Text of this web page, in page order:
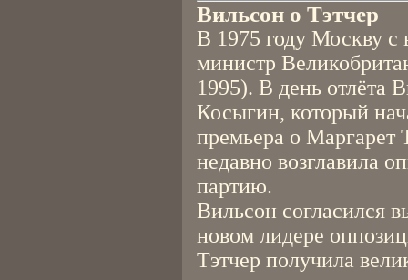
Вильсон о Тэтчер
В 1975 году Москву с
министр
1995). В день отлёта
Косыгин, который
премьера о Маргарет
недавно возглавила
партию.
Вильсон согласился
новом лидере
Тэтчер получила